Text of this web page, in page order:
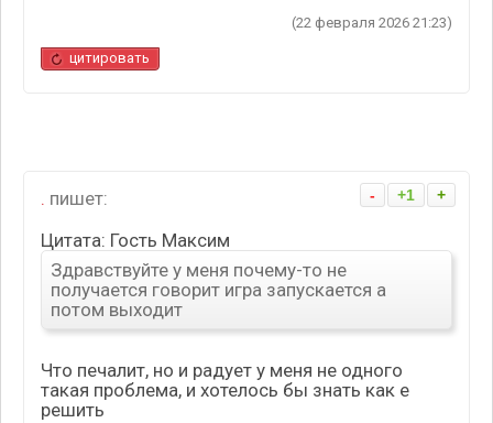
(22 февраля 2026 21:23)
цитировать
- +1 +
. пишет:
Цитата: Гость Максим
Здравствуйте у меня почему-то не
получается говорит игра запускается а
потом выходит
Что печалит, но и радует у меня не одного
такая проблема, и хотелось бы знать как е
решить